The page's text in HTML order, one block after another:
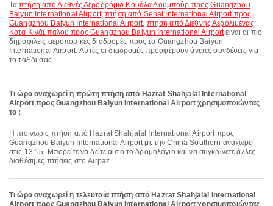
Ταπτήση από Διεθνές Αεροδρόμιο Κουάλα Λουμπούρ προς Guangzhou
Baiyun International Airport,πτήση από Senai International Airport προς
Guangzhou Baiyun International Airport, πτήση από Διεθνής Αερολιμένας
Κότα Κινάμπαλου προς Guangzhou Baiyun International Airportείναι οι πιο
δημοφιλείς αεροπορικές διαδρομές προς το Guangzhou Baiyun
International Airport. Αυτές οι διαδρομές προσφέρουν άνετες συνδέσεις για
το ταξίδι σας.
Τι ώρα αναχωρεί η πρώτη πτήση από Hazrat Shahjalal International
Airport προς Guangzhou Baiyun International Airport χρησιμοποιώντας
το ;
Η πιο νωρίς πτήση από Hazrat Shahjalal International Airport προς
Guangzhou Baiyun International Airport με την China Southern αναχωρεί
στις 13:15. Μπορείτε να δείτε αυτό το δρομολόγιο και να συγκρίνετε άλλες
διαθέσιμες πτήσεις στο Airpaz.
Τι ώρα αναχωρεί η τελευταία πτήση από Hazrat Shahjalal International
Airport προς Guangzhou Baiyun International Airport χρησιμοποιώντας